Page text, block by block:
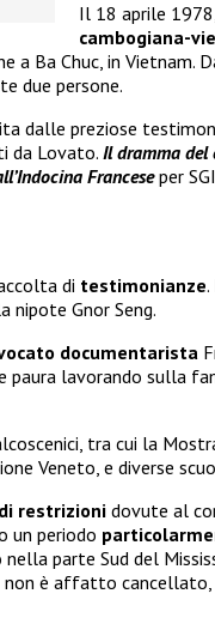
Il 18 aprile
cambogiana-
a Ba Chuc, in Vietnam.
due persone.
dalle preziose
da Lovato. Il dramma
Franceseper
di testimonianze
nipote Gnor Seng.
documentarista
paura lavorando sulla
tra cui la
Veneto, e diverse
restrizioni dovute al
un periodo
parte Sud del
non è affatto